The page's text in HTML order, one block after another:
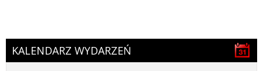
KALENDARZ WYDARZEŃ